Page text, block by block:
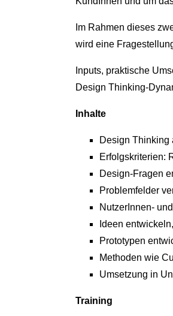
Im Rahmen dieses
wird eine
Inputs, praktische
Design Thinking-
Inhalte
Design Thinking
Erfolgskriterien:
Design-Fragen
Problemfelder
NutzerInnen-
Ideen
Prototypen
Methoden wie
Umsetzung in
Training